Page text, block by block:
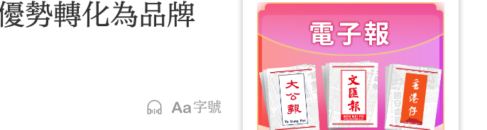
勢轉化為品牌
字號